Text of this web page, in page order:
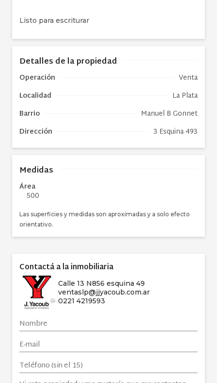
Listo para escriturar
Detalles de la propiedad
Operación
Venta
Localidad
La Plata
Barrio
Manuel B Gonnet
Dirección
3 Esquina 493
Medidas
Área
500
Las superficies y medidas son aproximadas y a solo efecto
orientativo.
Contactá a la inmobiliaria
Calle 13 N856 esquina 49
ventaslp@jjyacoub.com.ar
0221 4219593